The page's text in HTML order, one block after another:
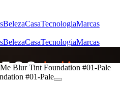
BelezaCasaTecnologiaMarcas
BelezaCasaTecnologiaMarcas
Blur Tint Foundation #01-Pale